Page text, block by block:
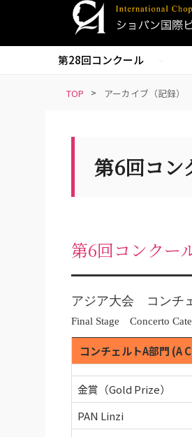
i
第28回コンクール
TOP > アーカイブ（記録）
第6回コ
第6回コンクー
アジア大会 コンチ
Final Stage Concerto
コンチェルトA部門 (A
金賞（Gold Prize）
PAN Linzi